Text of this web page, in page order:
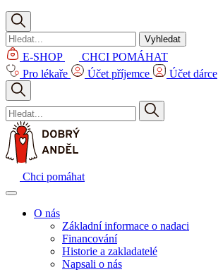
Vyhledat
E-SHOP
CHCI POMÁHAT
Pro lékaře
Účet příjemce Účet dárce
Chci pomáhat
O nás
Základní informace o nadaci
Financování
Historie a zakladatelé
Napsali o nás